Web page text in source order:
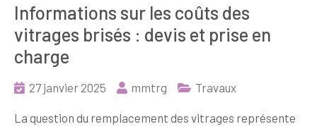
Informations sur les coûts des
vitrages brisés : devis et prise en
charge
27 janvier 2025 mmtrg Travaux
La question du remplacement des vitrages représente